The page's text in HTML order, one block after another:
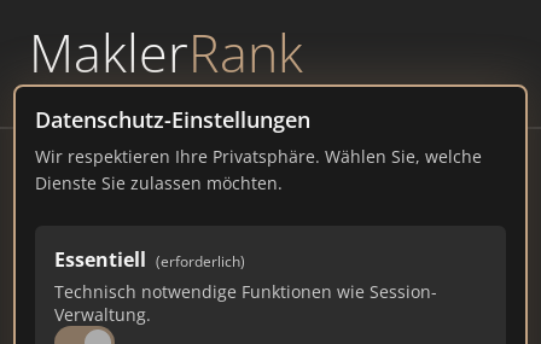
MaklerRank
powered byWAVEPOINT
Datenschutz-Einstellungen
Wir respektieren Ihre Privatsphäre. Wählen Sie, welche
Dienste Sie zulassen möchten.
Essentiell (erforderlich)
Technisch notwendige Funktionen wie Session-
Verwaltung.
Davidsohn Immobilien
davidsohn-immobilien.de